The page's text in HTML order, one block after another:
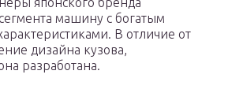
машину с богатым
В отличие от
дизайна кузова,
разработана.